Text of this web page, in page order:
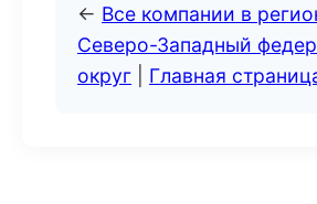
← Все компании в
Северо-Западный
округ
Главная